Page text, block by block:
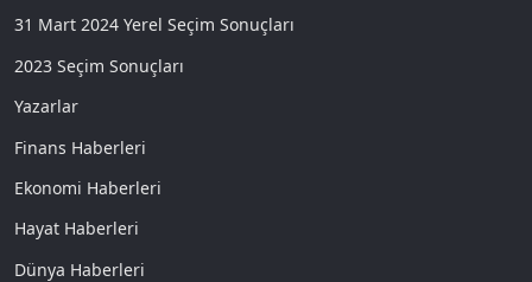
31 Mart 2024 Yerel Seçim Sonuçları
2023 Seçim Sonuçları
Yazarlar
Finans Haberleri
Ekonomi Haberleri
Hayat Haberleri
Dünya Haberleri